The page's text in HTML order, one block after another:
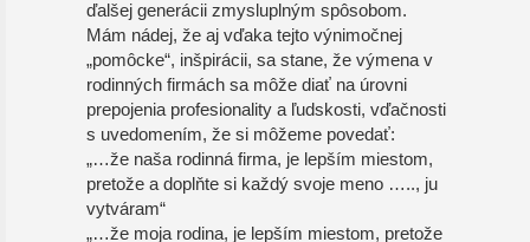
ďalšej generácii zmysluplným spôsobom.
Mám nádej, že aj vďaka tejto výnimočnej
„pomôcke“, inšpirácii, sa stane, že výmena v
rodinných firmách sa môže diať na úrovni
prepojenia profesionality a ľudskosti, vďačnosti
s uvedomením, že si môžeme povedať:
„…že naša rodinná firma, je lepším miestom,
pretože a doplňte si každý svoje meno ….., ju
vytváram“
„…že moja rodina, je lepším miestom, pretože